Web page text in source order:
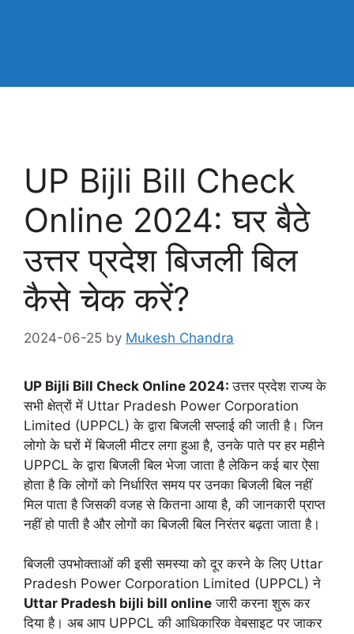
UP Bijli Bill Check
Online 2024: घर बैठे
उत्तर प्रदेश बिजली बिल
कैसे चेक करें?
2024-06-25 by Mukesh Chandra
UP Bijli Bill Check Online 2024:उत्तर प्रदेश राज्य के
सभी क्षेत्रों में Uttar Pradesh Power Corporation
Limited (UPPCL) के द्वारा बिजली सप्लाई की जाती है। जिन
लोगो के घरों में बिजली मीटर लगा हुआ है, उनके पाते पर हर महीने
UPPCL के द्वारा बिजली बिल भेजा जाता है लेकिन कई बार ऐसा
होता है कि लोगों को निर्धारित समय पर उनका बिजली बिल नहीं
मिल पाता है जिसकी वजह से कितना आया है, की जानकारी प्राप्त
नहीं हो पाती है और लोगों का बिजली बिल निरंतर बढ़ता जाता है।
बिजली उपभोक्ताओं की इसी समस्या को दूर करने के लिए Uttar
Pradesh Power Corporation Limited (UPPCL) ने
Uttar Pradesh bijli bill online जारी करना शुरू कर
दिया है। अब आप UPPCL की आधिकारिक वेबसाइट पर जाकर